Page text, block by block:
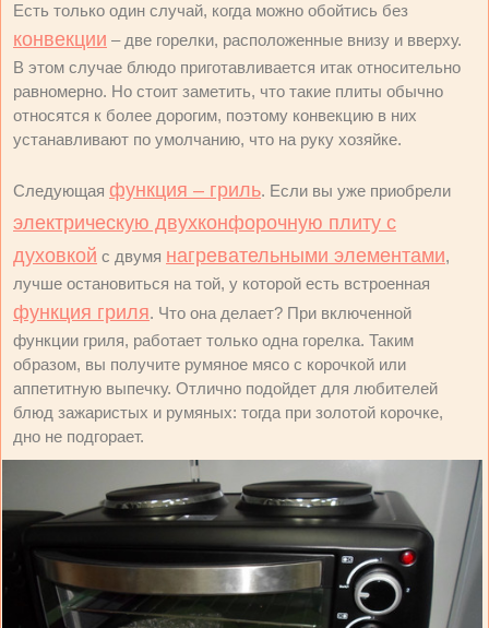
Есть только один случай, когда можно обойтись без
конвекции – две горелки, расположенные внизу и вверху.
В этом случае блюдо приготавливается итак относительно
равномерно. Но стоит заметить, что такие плиты обычно
относятся к более дорогим, поэтому конвекцию в них
устанавливают по умолчанию, что на руку хозяйке.
Следующая функция – гриль. Если вы уже приобрели
электрическую двухконфорочную плиту с
духовкой с двумя нагревательными элементами,
лучше остановиться на той, у которой есть встроенная
функция гриля. Что она делает? При включенной
функции гриля, работает только одна горелка. Таким
образом, вы получите румяное мясо с корочкой или
аппетитную выпечку. Отлично подойдет для любителей
блюд зажаристых и румяных: тогда при золотой корочке,
дно не подгорает.